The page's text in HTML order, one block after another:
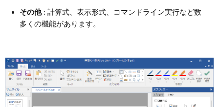
その他: 計算式、表示形式、コマンドライン実行など数
多くの機能があります。